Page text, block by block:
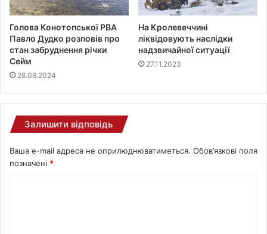
Голова Конотопської РВА
Павло Дудко розповів про
стан забруднення річки
Сейм
28.08.2024
На Кролевеччині
ліквідовують наслідки
надзвичайної ситуації
27.11.2023
Залишити відповідь
Ваша e-mail адреса не оприлюднюватиметься. Обов’язкові поля
позначені *